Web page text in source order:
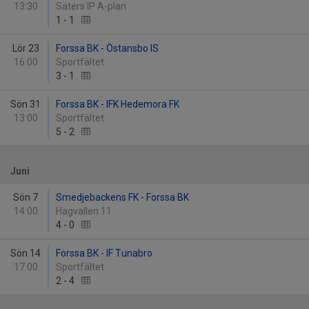
13:30
Säters IP A-plan
1 - 1
Lör 23
16:00
Forssa BK - Östansbo IS
Sportfältet
3 - 1
Sön 31
13:00
Forssa BK - IFK Hedemora FK
Sportfältet
5 - 2
Juni
Sön 7
14:00
Smedjebackens FK - Forssa BK
Hagvallen 11
4 - 0
Sön 14
17:00
Forssa BK - IF Tunabro
Sportfältet
2 - 4